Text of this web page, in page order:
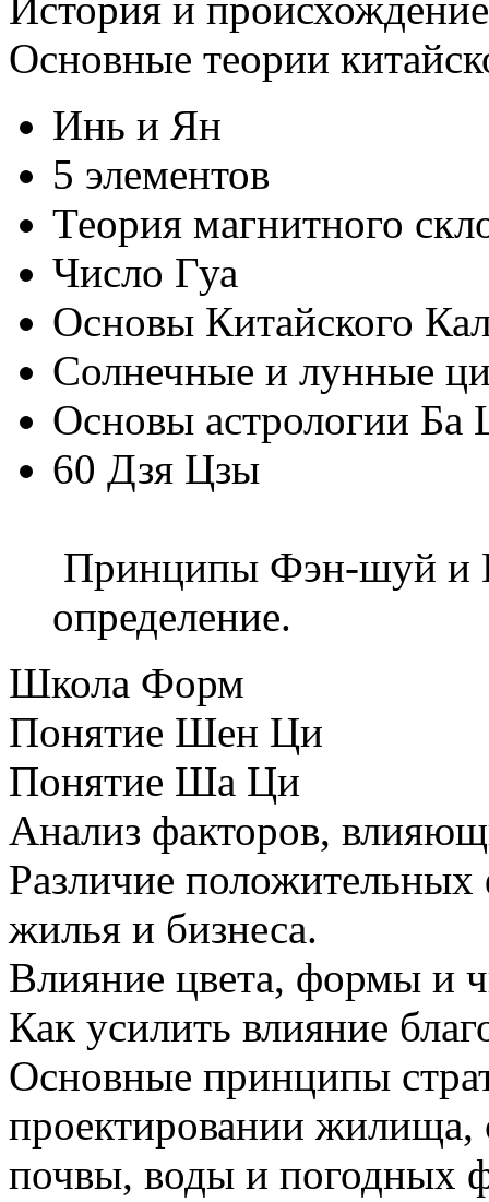
Основные теории
Инь и Ян
5 элементов
Теория магнитного
Число Гуа
Основы Китайского
Солнечные и лунные
Основы астрологии Ба
60
Принципы Фэн-шуй и
определение.
Школа Форм
Понятие Шен Ци
Понятие Ша Ци
Анализ факторов,
Различие
жилья и бизнеса.
Влияние цвета, формы и
Как усилить влияние
Основные принципы
проектировании жилища,
почвы, воды и погодных